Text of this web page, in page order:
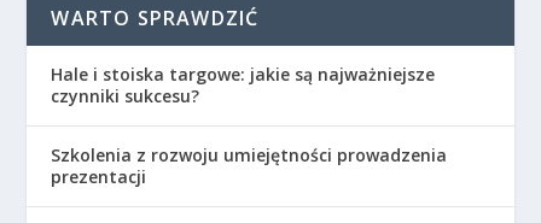
WARTO SPRAWDZIĆ
Hale i stoiska targowe: jakie są najważniejsze
czynniki sukcesu?
Szkolenia z rozwoju umiejętności prowadzenia
prezentacji